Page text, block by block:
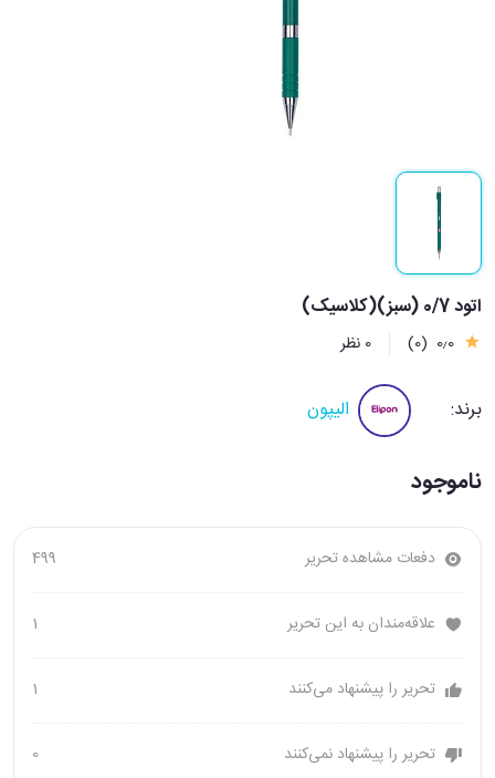
اتود 0/7 (سبز)(کلاسیک)
0٫0 (0) 0 نظر
برند: الیپون
ناموجود
دفعات مشاهده تحریر 499
علاقه‌مندان به این تحریر 1
تحریر را پیشنهاد می‌کنند 1
تحریر را پیشنهاد نمی‌کنند 0